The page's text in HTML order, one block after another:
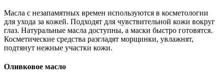
Масла с незапамятных времен используются в косметологии
для ухода за кожей. Подходят для чувствительной кожи вокруг
глаз. Натуральные масла доступны, а маски быстро готовятся.
Косметические средства разгладят морщинки, увлажнят,
подтянут нежные участки кожи.
Оливковое масло